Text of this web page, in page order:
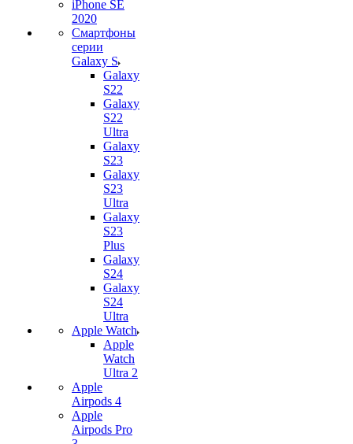
iPhone SE
2020
Смартфоны
серии
Galaxy S
Galaxy
S22
Galaxy
S22
Ultra
Galaxy
S23
Galaxy
S23
Ultra
Galaxy
S23
Plus
Galaxy
S24
Galaxy
S24
Ultra
Apple Watch
Apple
Watch
Ultra 2
Apple
Airpods 4
Apple
Airpods Pro